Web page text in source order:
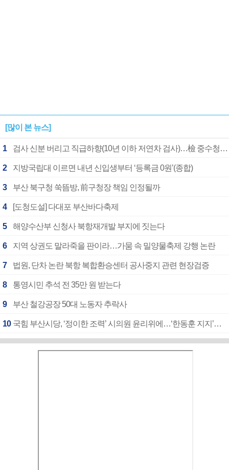
[많이 본 뉴스]
1 검사 신분 버리고 직급하향(10년 이하 저연차 검사)…檢 중수청행 기피
2 지방국립대 이르면 내년 신입생부터 ‘등록금 0원’(종합)
3 부산 북구청 쑥뜸방, 前구청장 책임 인정될까
4 [도청도설] 다대포 부산바다축제
5 해양수산부 신청사 북항재개발 부지에 짓는다
6 지역 상권도 말라죽을 판이라…가뭄 속 밀양물축제 강행 논란
7 법원, 단차 논란 북항 복합환승센터 공사중지 관련 현장검증
8 통영시민 추석 전 35만 원 받는다
9 부산 철강공장 50대 노동자 추락사
10 국힘 부산시당, ‘정이한 조력’ 시의원 윤리위에…‘한동훈 지지’도 신고접수